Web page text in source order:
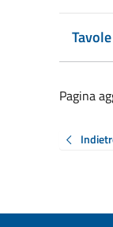
Tavole
Pagina